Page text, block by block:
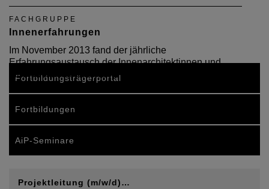
FACHGRUPPE
Innenerfahrungen
Im November 2013 fand der jährliche
Erfahrungsaustausch der Innenarchitektinnen und
Innenarchitekten in Mainz statt
Fortbildungsträgerportal
Fortbildungen
AiP-Seminare
Projektleitung (m/w/d)…